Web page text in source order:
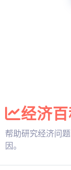
经济
帮助研究经济问
因。